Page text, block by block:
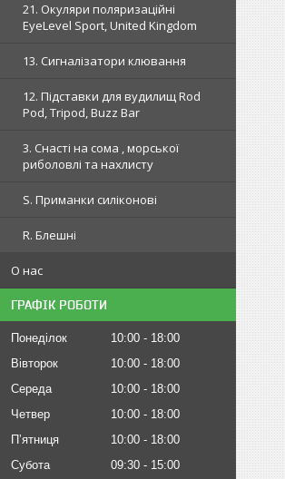
21. Окуляри поляризаційні
EyeLevel Sport, United Kingdom
13. Сигналізатори клювання
12. Підставки для вудилищ Rod
Pod, Tripod, Buzz Bar
3. Снасті на сома , морської
риболовлі та нахлисту
S. Приманки силіконові
R. Блешні
О нас
ГРАФІК РОБОТИ
Понеділок 10:00
18:00
Вівторок
10:00
18:00
Середа
10:00
18:00
Четвер
10:00
18:00
Пʼятниця
10:00
18:00
Субота
09:30
15:00